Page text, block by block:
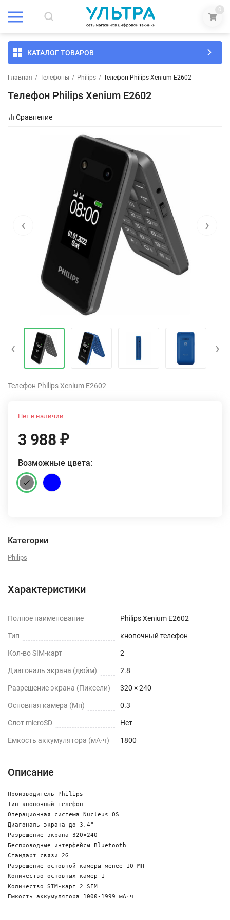
0
КАТАЛОГ ТОВАРОВ
Главная / Телефоны / Philips / Телефон Philips Xenium E2602
Телефон Philips Xenium E2602
Сравнение
‹ ›
‹ ›
Телефон Philips Xenium E2602
Нет в наличии
3 988 ₽
Возможные цвета:
Категории
Philips
Характеристики
Полное наименование Philips Xenium E2602
Тип кнопочный телефон
Кол-во SIM-карт 2
Диагональ экрана (дюйм) 2.8
Разрешение экрана (Пиксели) 320 × 240
Основная камера (Мп) 0.3
Слот microSD Нет
Емкость аккумулятора (мА⋅ч) 1800
Описание
Производитель Philips
Тип кнопочный телефон
Операционная система Nucleus OS
Диагональ экрана до 3.4"
Разрешение экрана 320×240
Беспроводные интерфейсы Bluetooth
Стандарт связи 2G
Разрешение основной камеры менее 10 МП
Количество основных камер 1
Количество SIM-карт 2 SIM
Емкость аккумулятора 1000-1999 мА⋅ч